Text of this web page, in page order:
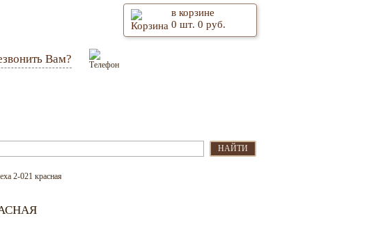
Вам?
в корзине
0 шт. 0 руб.
НАЙТИ
2-021 красная